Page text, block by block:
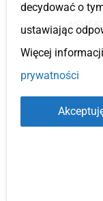
MOJE
decydować o
ustawiając
Więcej
prywatności